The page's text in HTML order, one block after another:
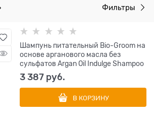
Фильтры
Шампунь питательный Bio-Groom на
основе арганового масла без
сульфатов Argan Oil Indulge Shampoo
3 387 руб.
В КОРЗИНУ